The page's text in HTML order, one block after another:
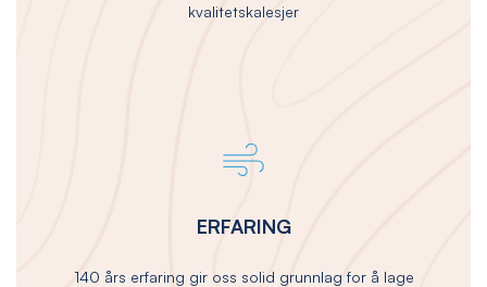
kvalitetskalesjer
ERFARING
140 års erfaring gir oss solid grunnlag for å lage